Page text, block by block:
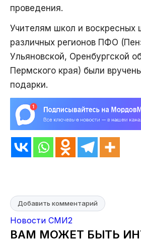
проведения.
Учителям школ и воскресных
различных регионов ПФО
Ульяновской, Оренбургской
Пермского края) были
подарки.
Добавить комментарий
Новости СМИ2
ВАМ МОЖЕТ БЫТЬ